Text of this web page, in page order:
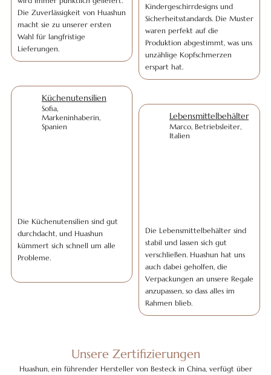
Die Zuverlässigkeit von Huashun
macht sie zu unserer ersten
Wahl für langfristige
Lieferungen.
Kindergeschirrdesigns und
Sicherheitsstandards. Die Muster
waren perfekt auf die
Produktion abgestimmt, was uns
unzählige Kopfschmerzen
erspart hat.
Küchenutensilien
Sofia,
Markeninhaberin,
Spanien
Die Küchenutensilien sind gut
durchdacht, und Huashun
kümmert sich schnell um alle
Probleme.
Lebensmittelbehälter
Marco, Betriebsleiter,
Italien
Die Lebensmittelbehälter sind
stabil und lassen sich gut
verschließen. Huashun hat uns
auch dabei geholfen, die
Verpackungen an unsere Regale
anzupassen, so dass alles im
Rahmen blieb.
Unsere Zertifizierungen
Huashun, ein führender Hersteller von Besteck in China, verfügt über